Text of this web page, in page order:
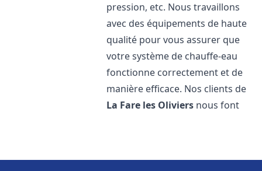
pression, etc. Nous travaillons
avec des équipements de haute
qualité pour vous assurer que
votre système de chauffe-eau
fonctionne correctement et de
manière efficace. Nos clients de
La Fare les Oliviers nous font